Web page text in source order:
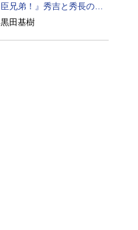
臣兄弟！』秀吉と秀長の知
られざる実像
黒田基樹